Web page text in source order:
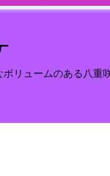
リュームのある八